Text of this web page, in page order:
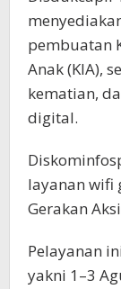
pembuatan
Anak (KIA),
kematian,
digital.
layanan wifi
Gerakan
Pelayanan
yakni 1–3